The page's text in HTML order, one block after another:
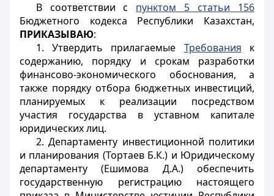
В соответствии с пунктом 5 статьи 156
Бюджетного кодекса Республики Казахстан,
ПРИКАЗЫВАЮ:
1. Утвердить прилагаемые Требования к
содержанию, порядку и срокам разработки
финансово-экономического обоснования, а
также порядку отбора бюджетных инвестиций,
планируемых к реализации посредством
участия государства в уставном капитале
юридических лиц.
2. Департаменту инвестиционной политики
и планирования (Тортаев Б.К.) и Юридическому
департаменту (Ешимова Д.А.) обеспечить
государственную регистрацию настоящего